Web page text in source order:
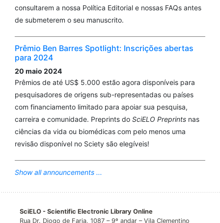
consultarem a nossa Política Editorial e nossas FAQs antes
de submeterem o seu manuscrito.
Prêmio Ben Barres Spotlight: Inscrições abertas
para 2024
20 maio 2024
Prêmios de até US$ 5.000 estão agora disponíveis para
pesquisadores de origens sub-representadas ou países
com financiamento limitado para apoiar sua pesquisa,
carreira e comunidade. Preprints do SciELO Preprints nas
ciências da vida ou biomédicas com pelo menos uma
revisão disponível no Sciety são elegíveis!
Show all announcements ...
SciELO - Scientific Electronic Library Online
Rua Dr. Diogo de Faria, 1087 – 9º andar – Vila Clementino